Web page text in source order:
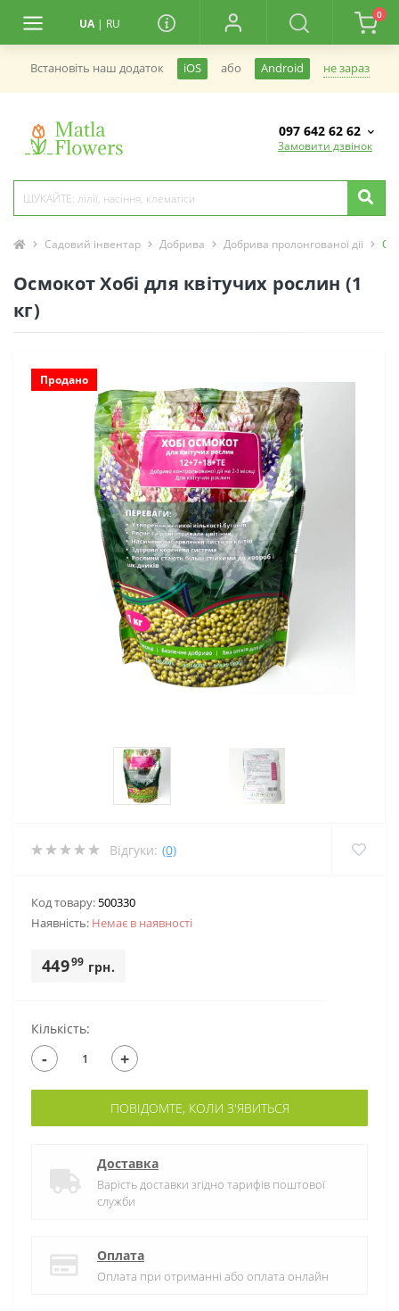
UA | RU
0
Встановiть наш додаток iOS або Android не зараз
097 642 62 62
Замовити дзвінок
Садовий інвентар Добрива Добрива пролонгованої дії
Осмокот Хобі для квітучих рослин (1
кг)
Продано
Відгуки: (0)
Код товару: 500330
Наявність: Немає в наявностi
44999 грн.
Кількість:
- +
ПОВІДОМТЕ, КОЛИ З'ЯВИТЬСЯ
Доставка
Варість доставки згідно тарифів поштової
служби
Оплата
Оплата при отриманні або оплата онлайн